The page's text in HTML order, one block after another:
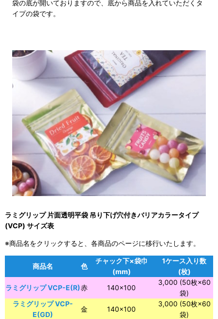
袋の底が開いておりますので、底から商品を入れていただくタ
イプの袋です。
ラミグリップ 片面透明平袋 吊り下げ穴付きバリアカラータイプ
(VCP) サイズ表
※商品名をクリックすると、各商品のページに移行いたします。
商品名 色
チャック下×袋巾
(mm)
1ケース入り数
(枚)
ラミグリップ VCP-E(R)赤 140×100
3,000 (50枚×60
袋)
ラミグリップ VCP-
E(GD)
金 140×100
3,000 (50枚×60
袋)